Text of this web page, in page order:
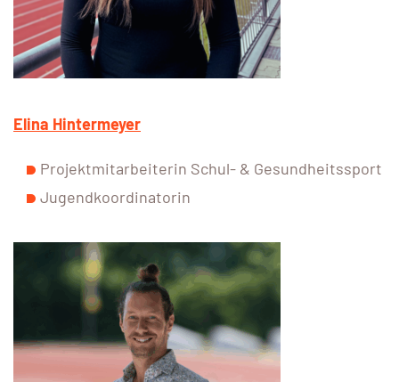
Elina Hintermeyer
Projektmitarbeiterin Schul- & Gesundheitssport
Jugendkoordinatorin